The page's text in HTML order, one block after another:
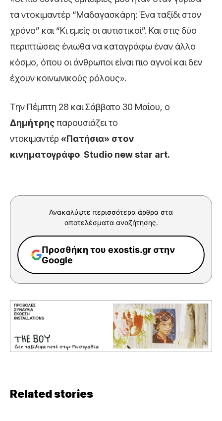
τα ντοκιμαντέρ “Μαδαγασκάρη: Ένα ταξίδι στον
χρόνο” και “Κι εμείς οι αυτιστικοί”. Και στις δύο
περιπτώσεις ένιωθα να καταγράφω έναν άλλο
κόσμο, όπου οι άνθρωποι είναι πιο αγνοί και δεν
έχουν κοινωνικούς ρόλους».
Την Πέμπτη 28 και Σάββατο 30 Μαΐου, ο
Δημήτρηςπαρουσιάζει το
ντοκιμαντέρ «Πατήσια» στον
κινηματογράφο Studio new star art.
Ανακαλύψτε περισσότερα άρθρα στα
αποτελέσματα αναζήτησης.
Προσθήκη του exostis.gr στην
Google
Related stories